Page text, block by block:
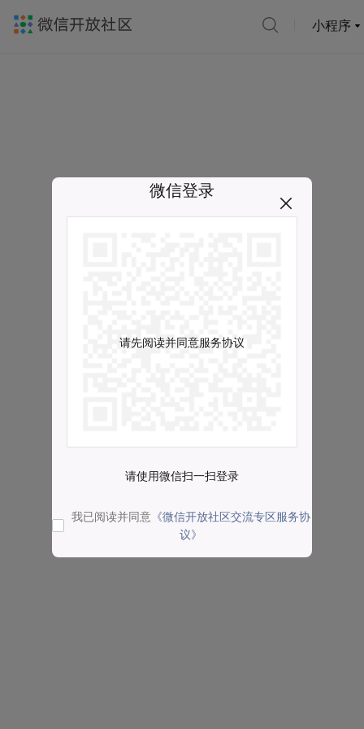
小程序
微信登录
请先阅读并同意服务协议
请使用微信扫一扫登录
我已阅读并同意 《微信开放社区交流专区服务协
议》